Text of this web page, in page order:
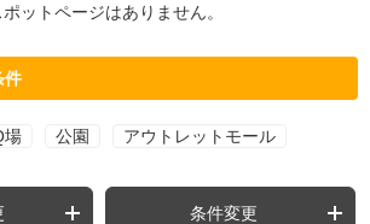
ットページはありません。
件
場 公園 アウトレットモール
条件変更